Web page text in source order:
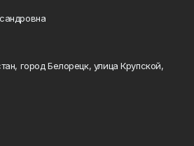
город Белорецк, улица Крупской,